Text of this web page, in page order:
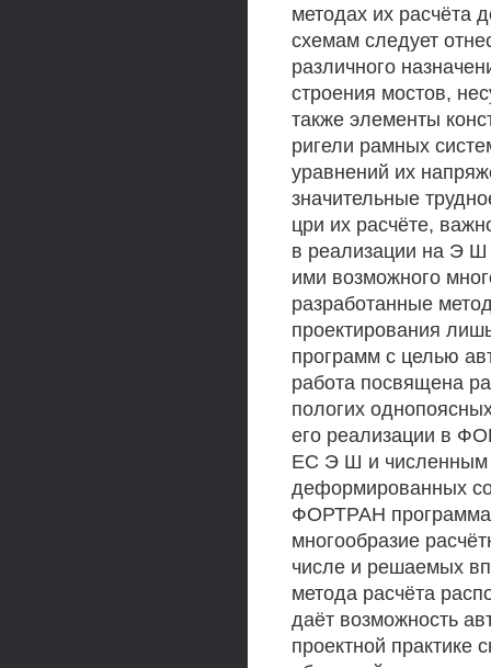
методах их расчёта
схемам следует
различного
строения мостов,
также элементы
ригели рамных
уравнений их
значительные
цри их расчёте,
в реализации на Э Ш
ими возможного
разработанные
проектирования
программ с целью
работа посвящена
пологих
его реализации в
ЕС Э Ш и численным
деформированных
ФОРТРАН программа
многообразие
числе и решаемых
метода расчёта
даёт возможность
проектной практике